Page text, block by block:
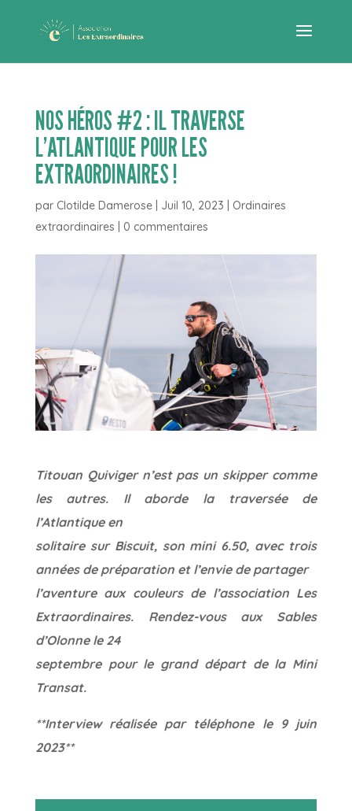
NOS HÉROS #2 : IL TRAVERSE
L’ATLANTIQUE POUR LES
EXTRAORDINAIRES !
par Clotilde Damerose| Juil 10, 2023
Ordinaires
extraordinaires
0 commentaires
Titouan Quiviger n’est pas un skipper comme
les autres. Il aborde la traversée de
l’Atlantique en
solitaire sur Biscuit, son mini 6.50, avec trois
années de préparation et l’envie de partager
l’aventure aux couleurs de l’association Les
Extraordinaires. Rendez-vous aux Sables
d’Olonne le 24
septembre pour le grand départ de la Mini
Transat.
**Interview réalisée par téléphone le 9 juin
2023**